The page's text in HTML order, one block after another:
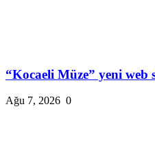
“Kocaeli Müze” yeni web
Ağu 7, 2026 0